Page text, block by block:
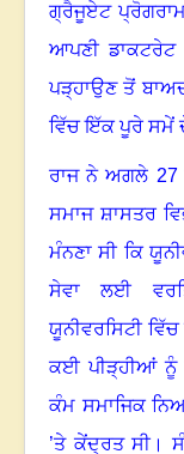
ਗ੍ਰੈਜੂਏਟ ਪ੍ਰੋਗਰਾਮ
ਆਪਣੀ ਡਾਕਟਰੇਟ
ਪੜ੍ਹਾਉਣ ਤੋਂ
ਵਿੱਚ ਇੱਕ ਪੂਰੇ ਸਮੇਂ
ਰਾਜ ਨੇ ਅਗਲੇ 27
ਸਮਾਜ ਸ਼ਾਸਤਰ
ਮੰਨਣਾ ਸੀ ਕਿ
ਸੇਵਾ ਲਈ
ਯੂਨੀਵਰਸਿਟੀ
ਕਈ ਪੀੜ੍ਹੀਆਂ ਨੂੰ
ਕੰਮ ਸਮਾਜਿਕ
’ਤੇ ਕੇਂਦ੍ਰਤ ਸੀ।